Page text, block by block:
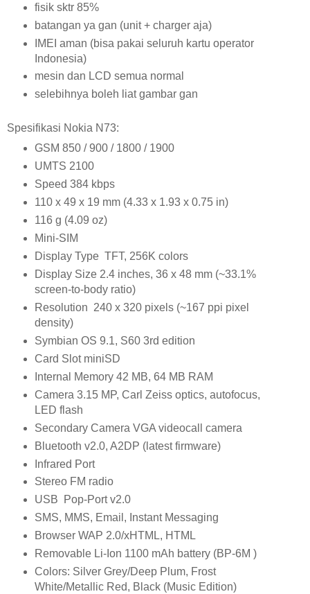
fisik sktr 85%
batangan ya gan (unit + charger aja)
IMEI aman (bisa pakai seluruh kartu operator
Indonesia)
mesin dan LCD semua normal
selebihnya boleh liat gambar gan
Spesifikasi Nokia N73:
GSM 850 / 900 / 1800 / 1900
UMTS 2100
Speed 384 kbps
110 x 49 x 19 mm (4.33 x 1.93 x 0.75 in)
116 g (4.09 oz)
Mini-SIM
Display Type TFT, 256K colors
Display Size 2.4 inches, 36 x 48 mm (~33.1%
screen-to-body ratio)
Resolution 240 x 320 pixels (~167 ppi pixel
density)
Symbian OS 9.1, S60 3rd edition
Card Slot miniSD
Internal Memory 42 MB, 64 MB RAM
Camera 3.15 MP, Carl Zeiss optics, autofocus,
LED flash
Secondary Camera VGA videocall camera
Bluetooth v2.0, A2DP (latest firmware)
Infrared Port
Stereo FM radio
USB Pop-Port v2.0
SMS, MMS, Email, Instant Messaging
Browser WAP 2.0/xHTML, HTML
Removable Li-Ion 1100 mAh battery (BP-6M )
Colors: Silver Grey/Deep Plum, Frost
White/Metallic Red, Black (Music Edition)